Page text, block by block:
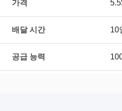
가격
배달 시간 10
공급 능력